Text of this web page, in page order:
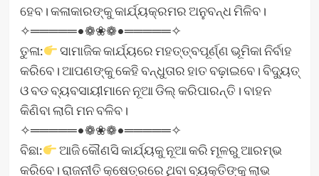
ହେବ। କଳାକାରଙ୍କୁ କାର୍ଯ୍ୟକ୍ରମର ଅନୁବନ୍ଧ ମିଳିବ।
✧═════•❁❀❁•═════✧
ତୁଳା:
ସାମାଜିକ କାର୍ଯ୍ୟରେ ମହତ୍ତ୍ବପୂର୍ଣ୍ଣ ଭୂମିକା ନିର୍ବାହ
କରିବେ। ଆପଣଙ୍କୁ କେହି ବନ୍ଧୁତାର ହାତ ବଢ଼ାଇବେ। ବିଦ୍ୟୁତ୍
ଓ ବଡ ବ୍ୟବସାୟୀମାନେ ନୂଆ ଡିଲ୍‌ କରିପାରନ୍ତି। ବାହନ
କିଣିବା ଲାଗି ମନ ବଳିବ।
✧═════•❁❀❁•═════✧
ବିଛା:
ଆଜି କୌଣସି କାର୍ଯ୍ୟକୁ ନୂଆ କରି ମୂଳରୁ ଆରମ୍ଭ
କରିବେ। ରାଜନୀତି କ୍ଷେତ୍ରରେ ଥିବା ବ୍ୟକ୍ତିଙ୍କୁ ଲାଭ